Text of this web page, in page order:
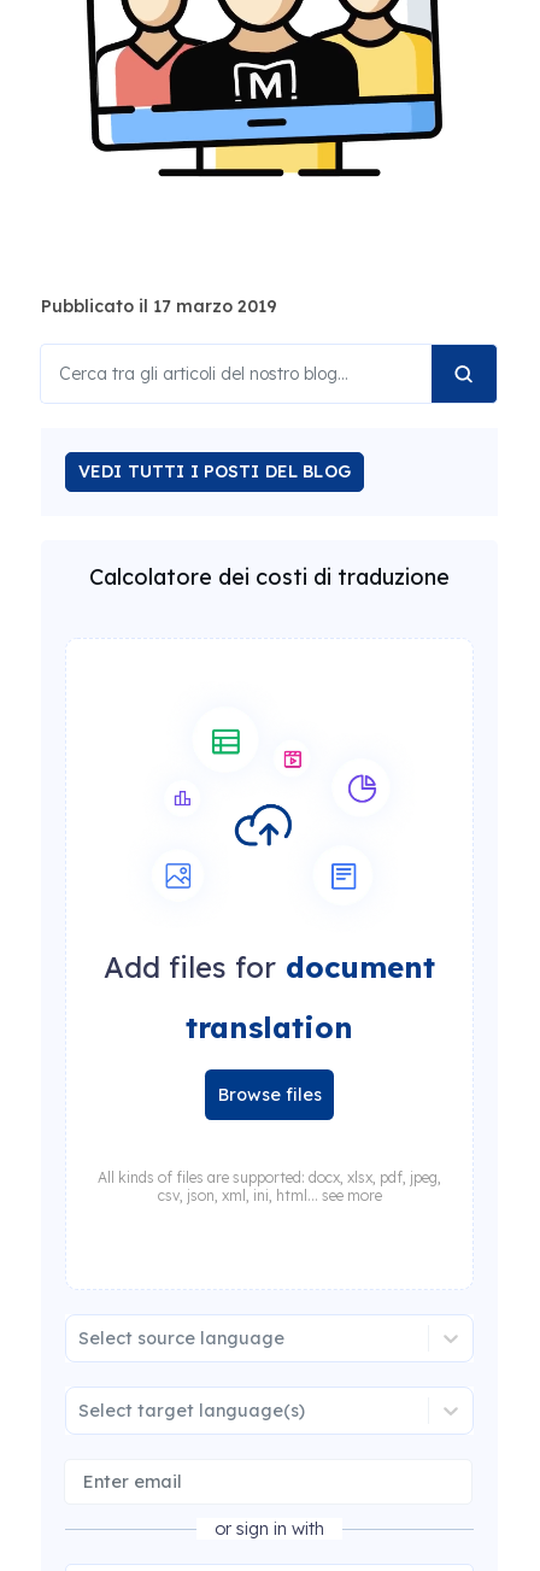
Pubblicato il 17 marzo 2019
VEDI TUTTI I POSTI DEL BLOG
Calcolatore dei costi di traduzione
Add files for document
translation
Browse files
All kinds of files are supported: docx, xlsx, pdf, jpeg,
csv, json, xml, ini, html... see more
Select source language
Select target language(s)
or sign in with